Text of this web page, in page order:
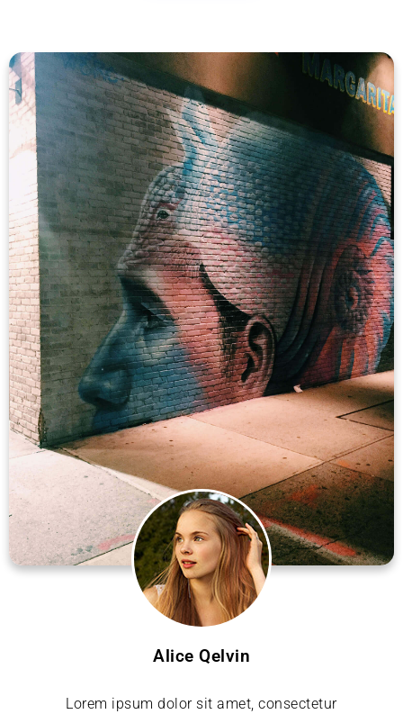
Alice Qelvin
Lorem ipsum dolor sit amet, consectetur